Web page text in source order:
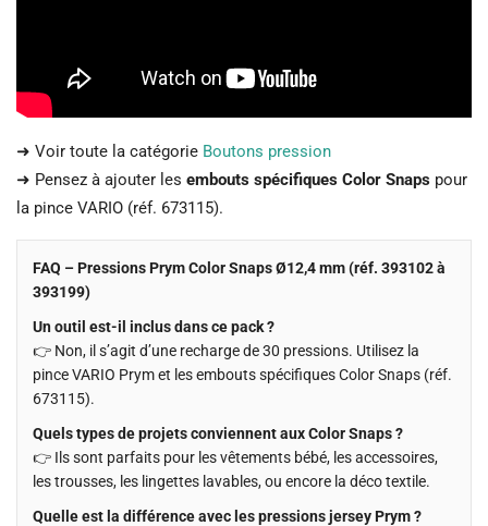
➜ Voir toute la catégorie Boutons pression
➜ Pensez à ajouter les embouts spécifiques Color Snaps pour
la pince VARIO (réf. 673115).
FAQ – Pressions Prym Color Snaps Ø12,4 mm (réf. 393102 à
393199)
Un outil est-il inclus dans ce pack ?
👉 Non, il s’agit d’une recharge de 30 pressions. Utilisez la
pince VARIO Prym et les embouts spécifiques Color Snaps (réf.
673115).
Quels types de projets conviennent aux Color Snaps ?
👉 Ils sont parfaits pour les vêtements bébé, les accessoires,
les trousses, les lingettes lavables, ou encore la déco textile.
Quelle est la différence avec les pressions jersey Prym ?